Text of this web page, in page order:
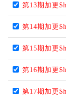
第13期加更
第14期加更
第15期加更
第16期加更
第17期加更